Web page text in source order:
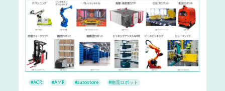
#ACR #AMR #autostore #物流ロボット